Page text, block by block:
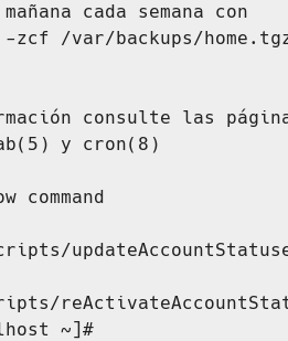
cada semana con
/var/backups/
consulte las
y cron(8)
command
~]#